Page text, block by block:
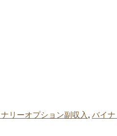
リーオプション副収入 , バイ